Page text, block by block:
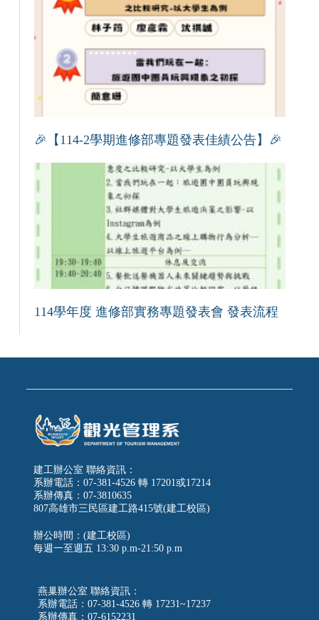
🎉【114-2學期進修部專題發表佳績公告】🎉
114學年度 進修部實務專題發表會 發表流程
建工辦公室 聯絡資訊：
系辦電話：07-381-4526 轉 17201或17214
系辦傳真：07-3810635
807高雄市三民區建工路415號(建工校區)
辦公時間：(建工校區)
每週一至週五 13:30 p.m-21:50 p.m
燕巢辦公室 聯絡資訊：
系辦電話：07-381-4526 轉 17231~17237
系辦傳真：07-6152231